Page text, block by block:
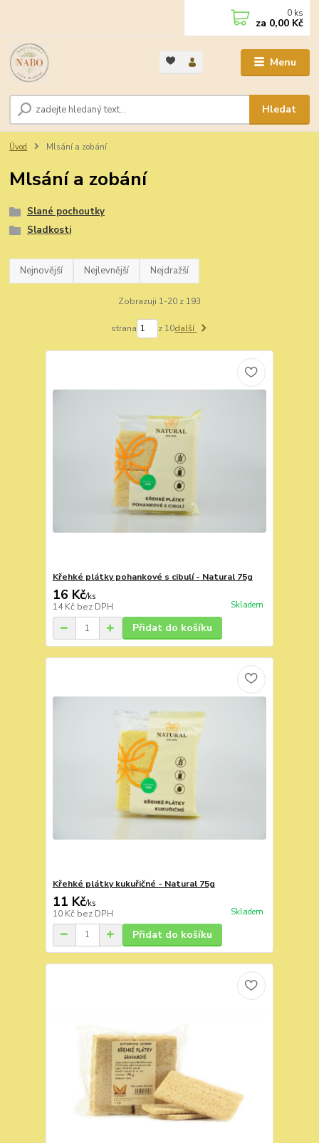
Menu
Hledat
0 ks
za 0,00 Kč
Úvod Mlsání a zobání
Mlsání a zobání
Slané pochoutky
Sladkosti
Nejnovější Nejlevnější Nejdražší
Zobrazuji 1-20 z 193
strana z 10další
Křehké plátky pohankové s cibulí - Natural 75g
16 Kč/ks
14 Kč bez DPH Skladem
Přidat do košíku
Křehké plátky kukuřičné - Natural 75g
11 Kč/ks
10 Kč bez DPH Skladem
Přidat do košíku